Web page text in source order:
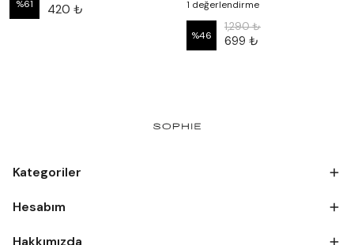
%61 420 ₺ 1 değerlendirme
%46
1,290 ₺
699 ₺
Kategoriler
Hesabım
Hakkımızda